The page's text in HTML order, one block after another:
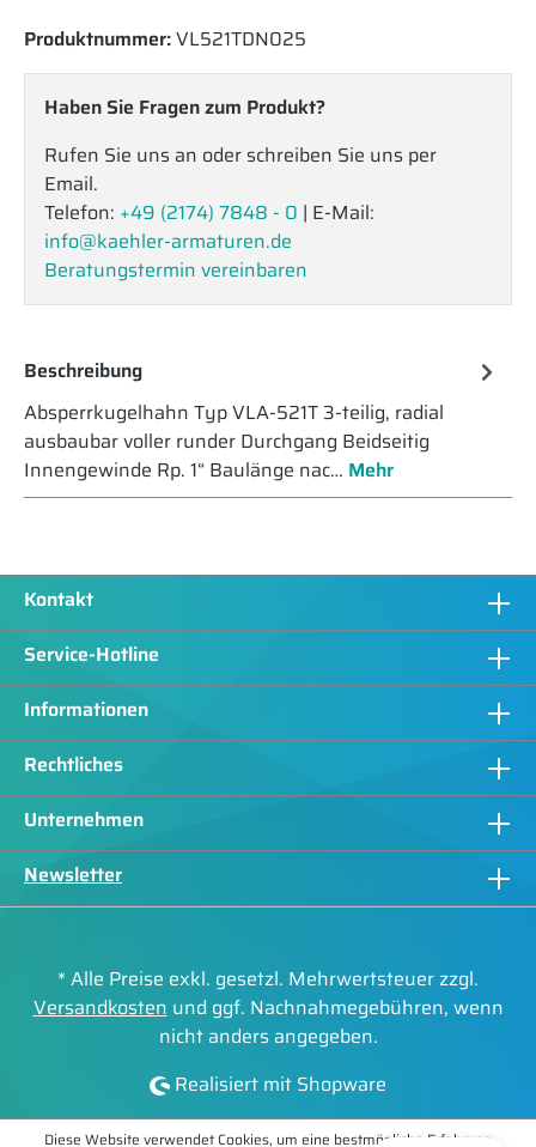
Produktnummer:VL521TDN025
Haben Sie Fragen zum Produkt?
Rufen Sie uns an oder schreiben Sie uns per
Email.
Telefon: +49 (2174) 7848 - 0 | E-Mail:
info@kaehler-armaturen.de
Beratungstermin vereinbaren
Beschreibung
Absperrkugelhahn Typ VLA-521T 3-teilig, radial
ausbaubar voller runder Durchgang Beidseitig
Innengewinde Rp. 1“ Baulänge nac… Mehr
Kontakt
Service-Hotline
Informationen
Rechtliches
Unternehmen
Newsletter
* Alle Preise exkl. gesetzl. Mehrwertsteuer zzgl.
Versandkostenund ggf. Nachnahmegebühren, wenn
nicht anders angegeben.
Realisiert mit Shopware
Diese Website verwendet Cookies, um eine bestmögliche Erfahrung